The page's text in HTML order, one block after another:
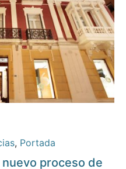
, Portada
proceso de